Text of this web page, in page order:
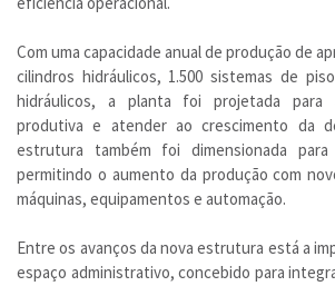
Com uma capacidade anual de produção de
cilindros hidráulicos, 1.500 sistemas de
hidráulicos, a planta foi projetada para
produtiva e atender ao crescimento da
estrutura também foi dimensionada
permitindo o aumento da produção com
máquinas, equipamentos e automação.
Entre os avanços da nova estrutura está a
espaço administrativo, concebido para